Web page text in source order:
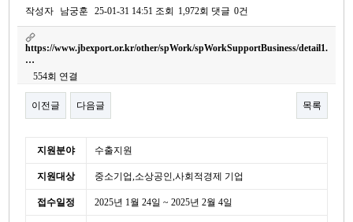
작성자 남궁훈 25-01-31 14:51 조회 1,972회 댓글 0건
https://www.jbexport.or.kr/other/spWork/spWorkSupportBusiness/detail1.
…
554회 연결
이전글 다음글 목록
본문
지원분야 수출지원
지원대상 중소기업,소상공인,사회적경제 기업
접수일정 2025년 1월 24일 ~ 2025년 2월 4일